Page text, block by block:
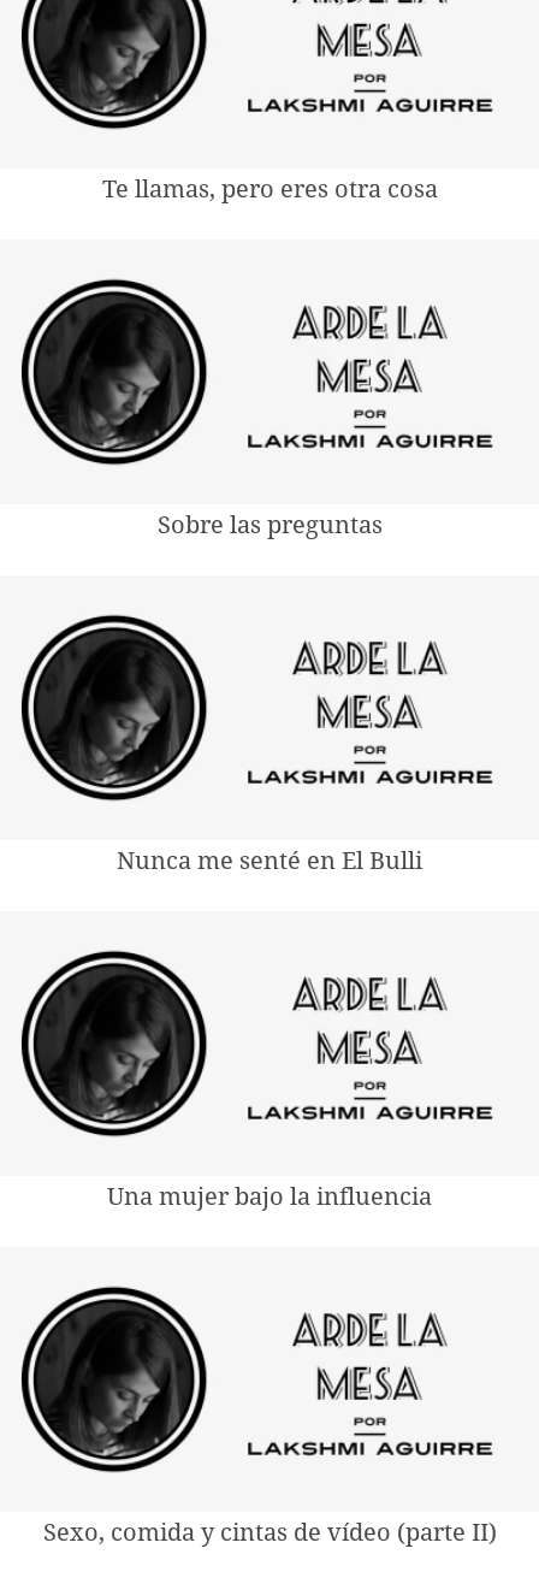
Te llamas, pero eres otra cosa
Sobre las preguntas
Nunca me senté en El Bulli
Una mujer bajo la influencia
Sexo, comida y cintas de vídeo (parte II)